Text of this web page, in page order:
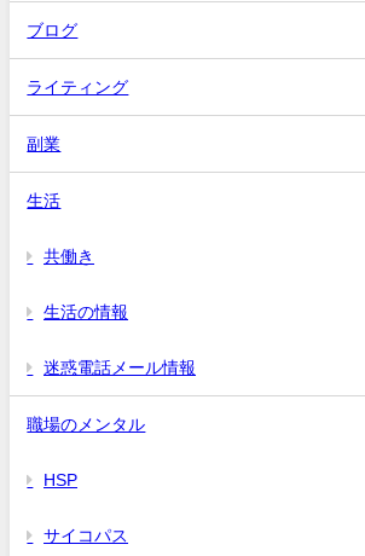
ブログ
ライティング
副業
生活
共働き
生活の情報
迷惑電話メール情報
職場のメンタル
HSP
サイコパス